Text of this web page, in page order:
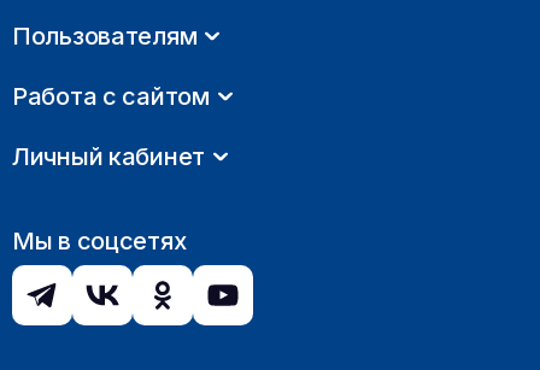
Пользователям
Работа с сайтом
Личный кабинет
Мы в соцсетях